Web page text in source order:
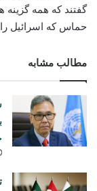
گفتند که همه گزینه
حماس که اسرائیل
مطالب مشابه